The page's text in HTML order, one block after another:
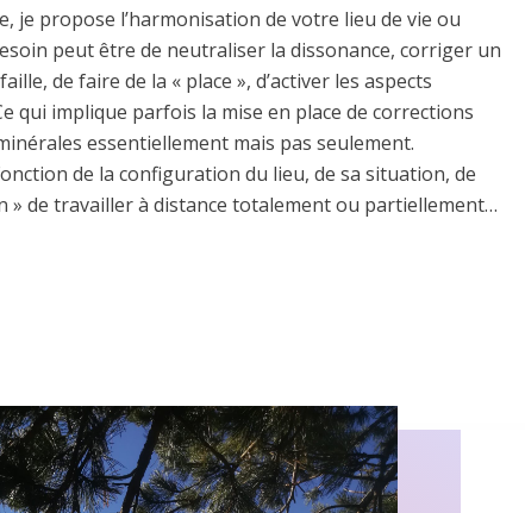
je propose l’harmonisation de votre lieu de vie ou
peut être de neutraliser la dissonance, corriger un
de faire de la « place », d’activer les aspects
qui implique parfois la mise en place de corrections
essentiellement mais pas seulement.
de la configuration du lieu, de sa situation, de
» de travailler à distance totalement ou partiellement…